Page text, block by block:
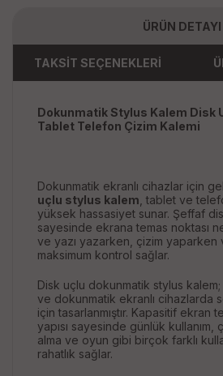
ÜRÜN DETAYI
TAKSİT SEÇENEKLERİ
Dokunmatik Stylus Kalem Disk
Tablet Telefon Çizim Kalemi
Dokunmatik ekranlı cihazlar için
uçlu stylus kalem , tablet ve
yüksek hassasiyet sunar. Şeffaf
sayesinde ekrana temas noktası
ve yazı yazarken, çizim yaparken
maksimum kontrol sağlar.
Disk uçlu dokunmatik stylus kalem;
ve dokunmatik ekranlı cihazlarda
için tasarlanmıştır. Kapasitif ekran
yapısı sayesinde günlük kullanım,
alma ve oyun gibi birçok farklı
rahatlık sağlar.